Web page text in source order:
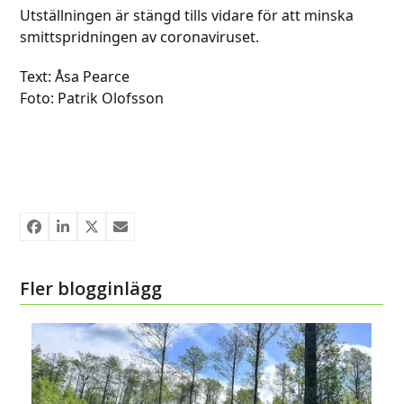
Utställningen är stängd tills vidare för att minska
smittspridningen av coronaviruset.
Text: Åsa Pearce
Foto: Patrik Olofsson
Fler blogginlägg